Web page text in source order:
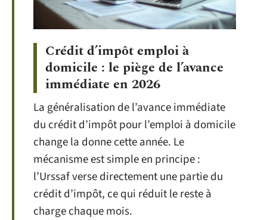
Crédit d’impôt emploi à
domicile : le piège de l’avance
immédiate en 2026
La généralisation de l’avance immédiate
du crédit d’impôt pour l’emploi à domicile
change la donne cette année. Le
mécanisme est simple en principe :
l’Urssaf verse directement une partie du
crédit d’impôt, ce qui réduit le reste à
charge chaque mois.